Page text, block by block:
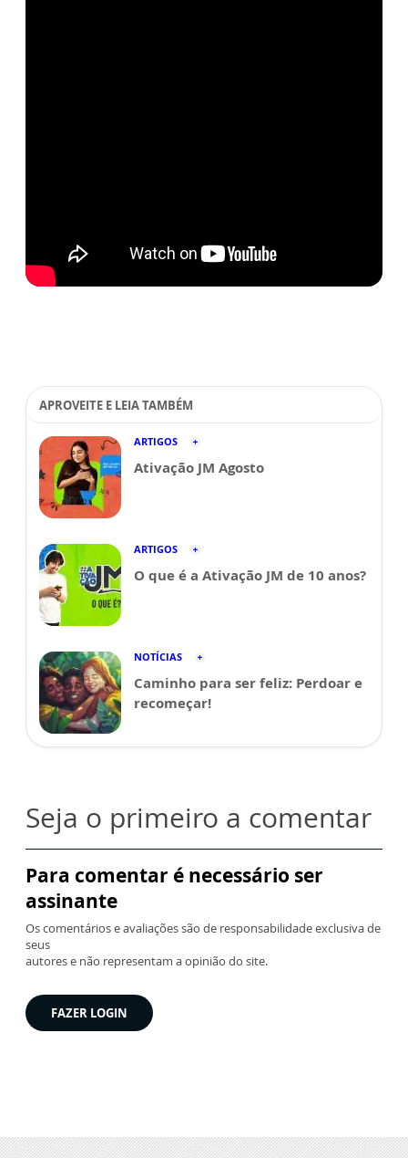
APROVEITE E LEIA TAMBÉM
ARTIGOS
Ativação JM Agosto
ARTIGOS
O que é a Ativação JM de 10 anos?
NOTÍCIAS
Caminho para ser feliz: Perdoar e
recomeçar!
Seja o primeiro a comentar
Para comentar é necessário ser
assinante
Os comentários e avaliações são de responsabilidade exclusiva de
seus
autores e não representam a opinião do site.
FAZER LOGIN